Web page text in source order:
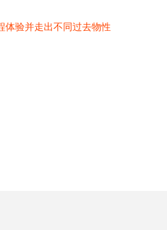
体验并走出不同过去物性